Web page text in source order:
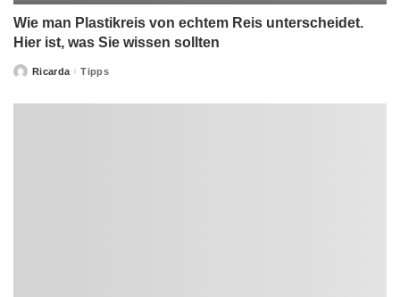
Wie man Plastikreis von echtem Reis unterscheidet.
Hier ist, was Sie wissen sollten
PostedRicarda Tipps